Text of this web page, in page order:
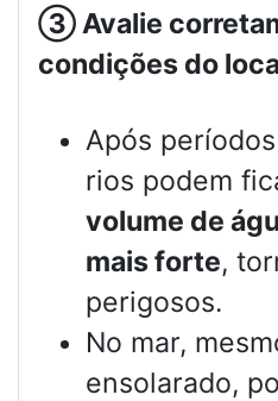
③Avalie
condições do
Após
rios podem
volume de
mais forte,
perigosos.
No mar,
ensolarado,